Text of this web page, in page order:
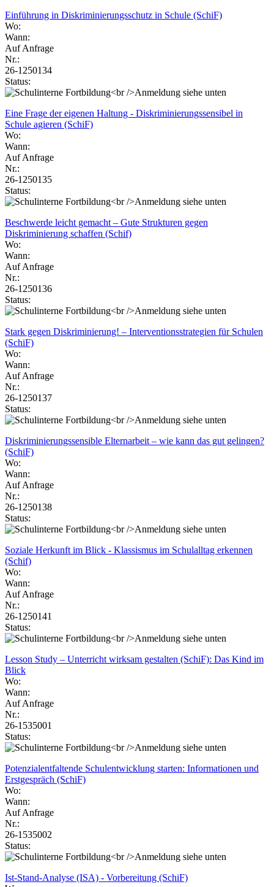
Einführung in Diskriminierungsschutz in Schule (SchiF)
Wo:
Wann:
Auf Anfrage
Nr.:
26-1250134
Status:
Eine Frage der eigenen Haltung - Diskriminierungssensibel in
Schule agieren (SchiF)
Wo:
Wann:
Auf Anfrage
Nr.:
26-1250135
Status:
Beschwerde leicht gemacht – Gute Strukturen gegen
Diskriminierung schaffen (Schif)
Wo:
Wann:
Auf Anfrage
Nr.:
26-1250136
Status:
Stark gegen Diskriminierung! – Interventionsstrategien für Schulen
(SchiF)
Wo:
Wann:
Auf Anfrage
Nr.:
26-1250137
Status:
Diskriminierungssensible Elternarbeit – wie kann das gut gelingen?
(SchiF)
Wo:
Wann:
Auf Anfrage
Nr.:
26-1250138
Status:
Soziale Herkunft im Blick - Klassismus im Schulalltag erkennen
(Schif)
Wo:
Wann:
Auf Anfrage
Nr.:
26-1250141
Status:
Lesson Study – Unterricht wirksam gestalten (SchiF): Das Kind im
Blick
Wo:
Wann:
Auf Anfrage
Nr.:
26-1535001
Status:
Potenzialentfaltende Schulentwicklung starten: Informationen und
Erstgespräch (SchiF)
Wo:
Wann:
Auf Anfrage
Nr.:
26-1535002
Status:
Ist-Stand-Analyse (ISA) - Vorbereitung (SchiF)